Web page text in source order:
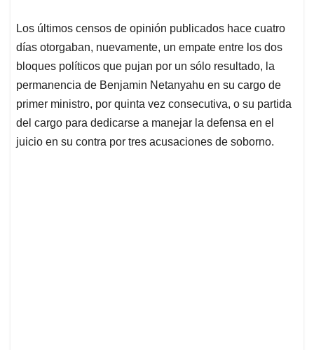
Los últimos censos de opinión publicados hace cuatro
días otorgaban, nuevamente, un empate entre los dos
bloques políticos que pujan por un sólo resultado, la
permanencia de Benjamin Netanyahu en su cargo de
primer ministro, por quinta vez consecutiva, o su partida
del cargo para dedicarse a manejar la defensa en el
juicio en su contra por tres acusaciones de soborno.